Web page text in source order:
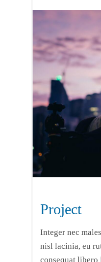
Project
Integer nec
nisl lacinia, eu
consequat